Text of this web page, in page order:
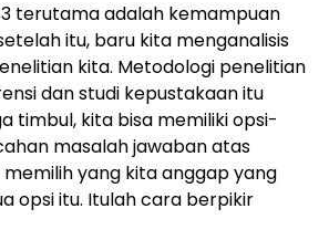
terutama adalah kemampuan
itu, baru kita menganalisis
kita. Metodologi penelitian
dan studi kepustakaan itu
timbul, kita bisa memiliki opsi-
masalah jawaban atas
yang kita anggap yang
opsi itu. Itulah cara berpikir